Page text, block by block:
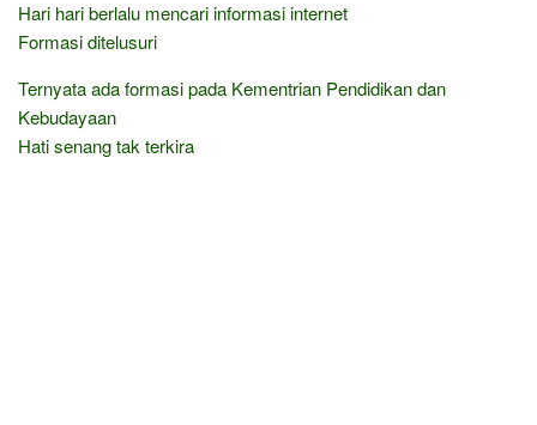
Hari hari berlalu mencari informasi internet
Formasi ditelusuri
Ternyata ada formasi pada Kementrian Pendidikan dan
Kebudayaan
Hati senang tak terkira